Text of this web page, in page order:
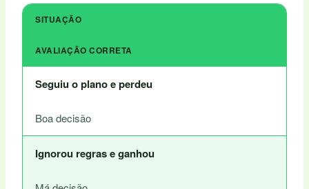
SITUAÇÃO
AVALIAÇÃO CORRETA
Seguiu o plano e perdeu
Boa decisão
Ignorou regras e ganhou